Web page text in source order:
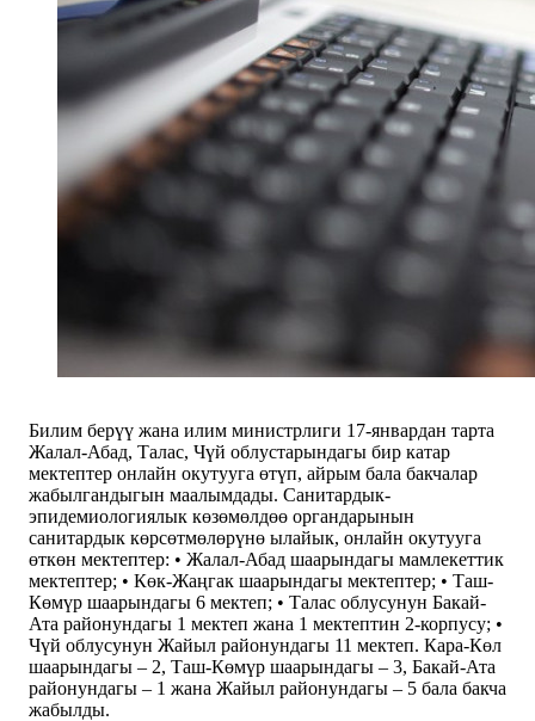
Билим берүү жана илим министрлиги 17-январдан тарта
Жалал-Абад, Талас, Чүй облустарындагы бир катар
мектептер онлайн окутууга өтүп, айрым бала бакчалар
жабылгандыгын маалымдады. Санитардык-
эпидемиологиялык көзөмөлдөө органдарынын
санитардык көрсөтмөлөрүнө ылайык, онлайн окутууга
өткөн мектептер: • Жалал-Абад шаарындагы мамлекеттик
мектептер; • Көк-Жаңгак шаарындагы мектептер; • Таш-
Көмүр шаарындагы 6 мектеп; • Талас облусунун Бакай-
Ата районундагы 1 мектеп жана 1 мектептин 2-корпусу; •
Чүй облусунун Жайыл районундагы 11 мектеп. Кара-Көл
шаарындагы – 2, Таш-Көмүр шаарындагы – 3, Бакай-Ата
районундагы – 1 жана Жайыл районундагы – 5 бала бакча
жабылды.